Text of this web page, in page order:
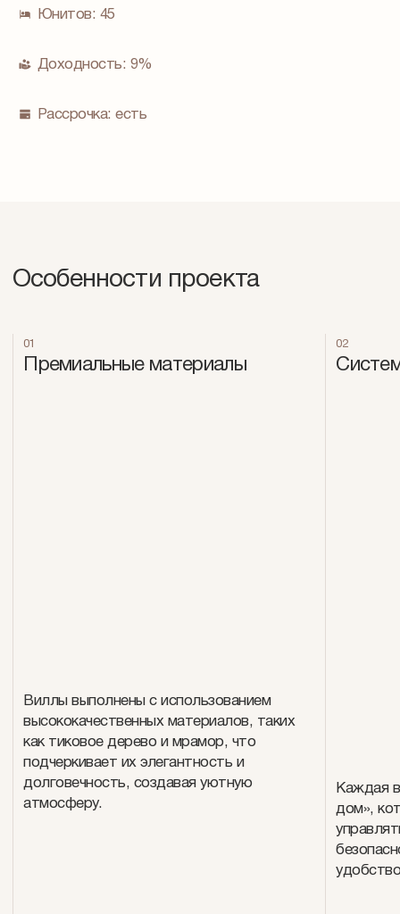
Юнитов: 45
Доходность: 9%
Рассрочка:есть
Особенности проекта
01
Премиальные материалы
Виллы выполнены с использованием
высококачественных материалов, таких
как тиковое дерево и мрамор, что
подчеркивает их элегантность и
долговечность, создавая уютную
атмосферу.
02
Каждая
дом»,